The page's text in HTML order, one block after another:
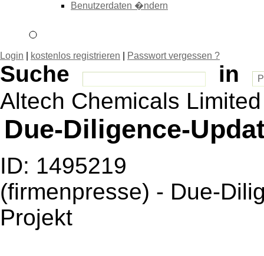
Benutzerdaten �ndern
Login kostenlos registrieren Passwort vergessen ?
Suche
in
Altech Chemicals Limited
Due-Diligence-
ID: 1495219
(firmenpresse) - Due-
Projekt